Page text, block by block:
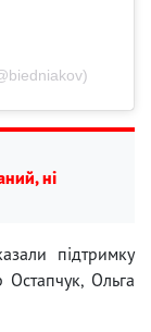
ні
підтримку
Ольга